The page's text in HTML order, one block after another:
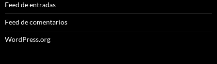
Feed de entradas
Feed de comentarios
WordPress.org